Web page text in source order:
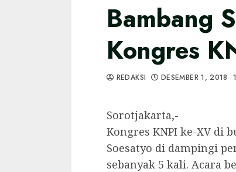
Bambang
Kongres
REDAKSI DESEMBER 1, 2018
Sorotjakarta,-
Kongres KNPI ke-XV di
Soesatyo di dampingi
sebanyak 5 kali. Acara